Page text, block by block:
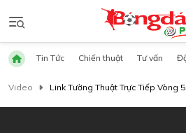
Tin Tức Chiến thuật Tư vấn
Video Link Tường Thuật Trực Tiếp Vòng